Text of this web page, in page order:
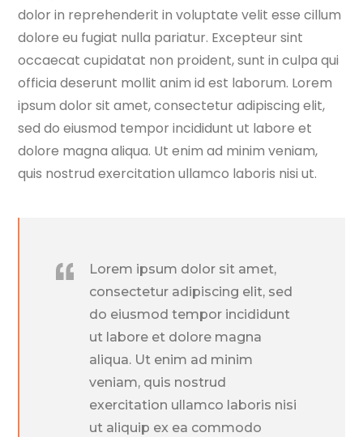
dolor in reprehenderit in voluptate velit esse cillum
dolore eu fugiat nulla pariatur. Excepteur sint
occaecat cupidatat non proident, sunt in culpa qui
officia deserunt mollit anim id est laborum. Lorem
ipsum dolor sit amet, consectetur adipiscing elit,
sed do eiusmod tempor incididunt ut labore et
dolore magna aliqua. Ut enim ad minim veniam,
quis nostrud exercitation ullamco laboris nisi ut.
Lorem ipsum dolor sit amet,
consectetur adipiscing elit, sed
do eiusmod tempor incididunt
ut labore et dolore magna
aliqua. Ut enim ad minim
veniam, quis nostrud
exercitation ullamco laboris nisi
ut aliquip ex ea commodo